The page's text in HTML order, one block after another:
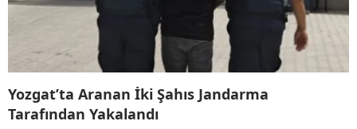
Yozgat’ta Aranan İki Şahıs Jandarma
Tarafından Yakalandı